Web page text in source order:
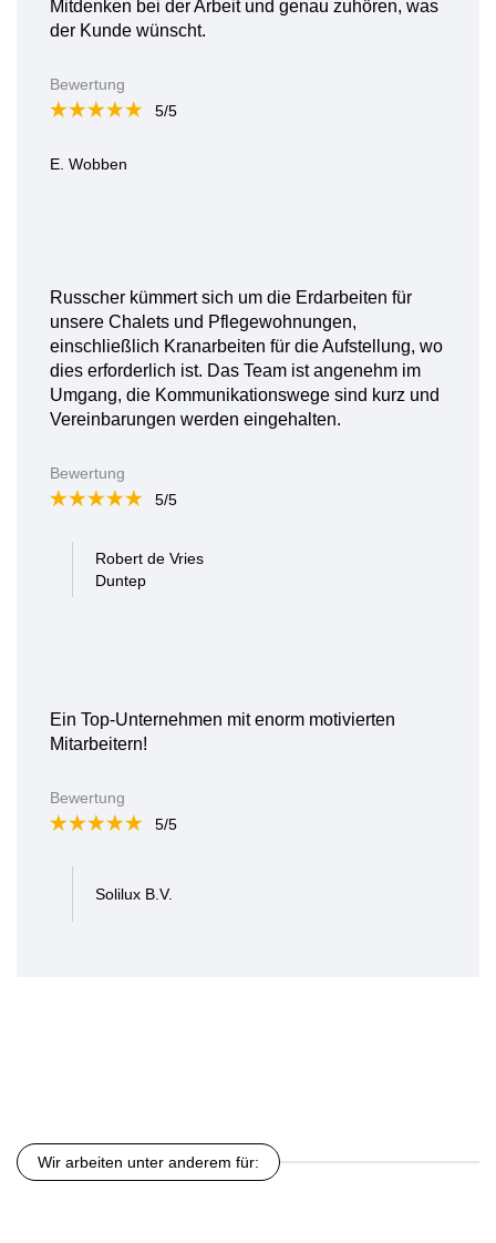
Mitdenken bei der Arbeit und genau zuhören, was
der Kunde wünscht.
E. Wobben
Bewertung
5/5
Russcher kümmert sich um die Erdarbeiten für
unsere Chalets und Pflegewohnungen,
einschließlich Kranarbeiten für die Aufstellung, wo
dies erforderlich ist. Das Team ist angenehm im
Umgang, die Kommunikationswege sind kurz und
Vereinbarungen werden eingehalten.
Robert de Vries
Duntep
Bewertung
5/5
Ein Top-Unternehmen mit enorm motivierten
Mitarbeitern!
Solilux B.V.
Bewertung
5/5
Wir arbeiten unter anderem für: